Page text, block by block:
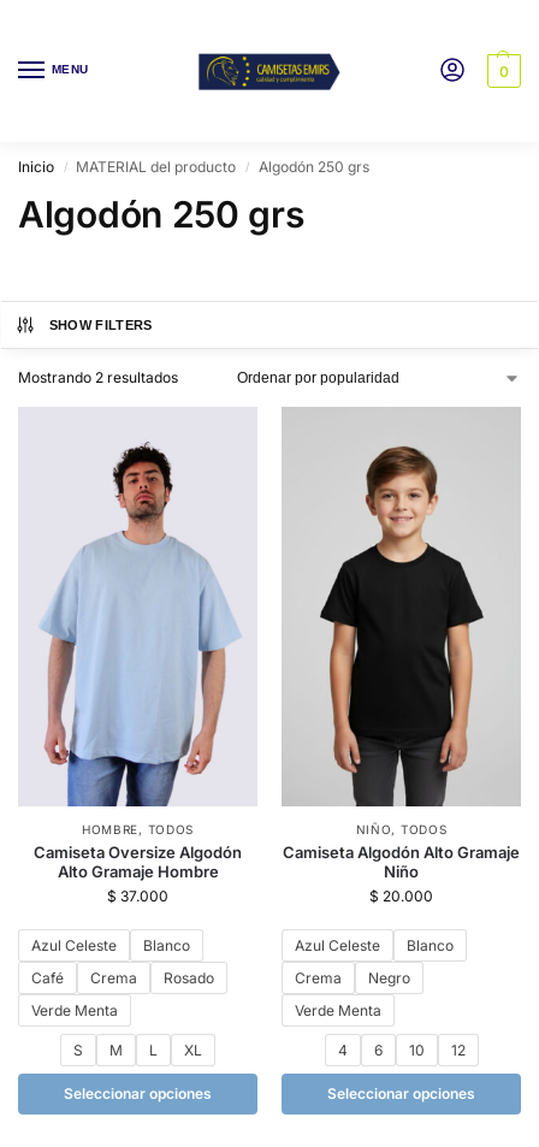
MENU 0
Inicio / MATERIAL del producto / Algodón 250 grs
Algodón 250 grs
SHOW FILTERS
Mostrando 2 resultados
HOMBRE, TODOS
Camiseta Oversize Algodón
Alto Gramaje Hombre
$ 37.000
Azul Celeste
Blanco
Café
Crema
Rosado
Verde Menta
S M L XL
Seleccionar opciones
NIÑO, TODOS
Camiseta Algodón Alto Gramaje
Niño
$ 20.000
Azul Celeste
Blanco
Crema
Negro
Verde Menta
4 6 10 12
Seleccionar opciones